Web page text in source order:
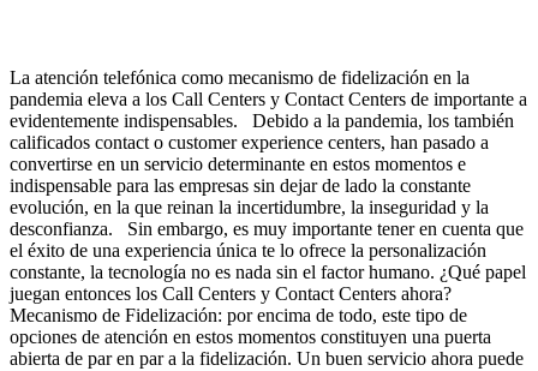
La atención telefónica como mecanismo de fidelización en la
pandemia eleva a los Call Centers y Contact Centers de importante a
evidentemente indispensables. Debido a la pandemia, los también
calificados contact o customer experience centers, han pasado a
convertirse en un servicio determinante en estos momentos e
indispensable para las empresas sin dejar de lado la constante
evolución, en la que reinan la incertidumbre, la inseguridad y la
desconfianza. Sin embargo, es muy importante tener en cuenta que
el éxito de una experiencia única te lo ofrece la personalización
constante, la tecnología no es nada sin el factor humano. ¿Qué papel
juegan entonces los Call Centers y Contact Centers ahora?
Mecanismo de Fidelización: por encima de todo, este tipo de
opciones de atención en estos momentos constituyen una puerta
abierta de par en par a la fidelización. Un buen servicio ahora puede